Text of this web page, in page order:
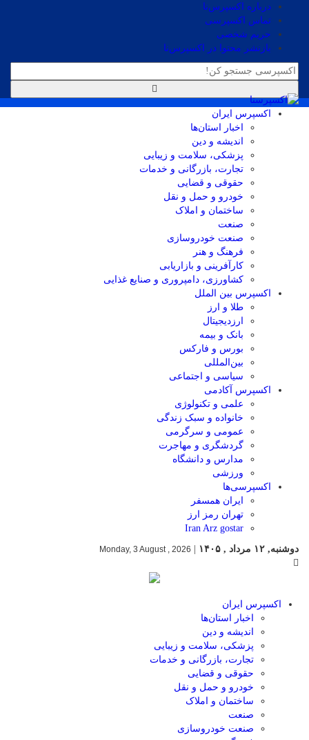
درباره اکسپرس‌نا
تماس اکسپرسی
حریم شخصی
بازنشر محتوا در اکسپرس‌نا
اکسپرس ایران
اخبار استان‌ها
اندیشه و دین
پزشکی، سلامت و زیبایی
تجارت، بازرگانی و خدمات
حقوقی و قضایی
خودرو و حمل و نقل
ساختمان و املاک
صنعت
صنعت خودروسازی
فرهنگ و هنر
کارآفرینی و بازاریابی
کشاورزی، دامپروری و صنایع غذایی
اکسپرس بین الملل
طلا و ارز
ارزدیجیتال
بانک و بیمه
بورس و فارکس
بین‌المللی
سیاسی و اجتماعی
اکسپرس آکادمی
علمی و تکنولوژی
خانواده و سبک زندگی
عمومی و سرگرمی
گردشگری و مهاجرت
مدارس و دانشگاه
ورزشی
اکسپرسی‌ها
ایران همسفر
تهران رمز ارز
Iran Arz gostar
دوشنبه, ۱۲ مرداد , ۱۴۰۵
Monday, 3 August , 2026
اکسپرس ایران
اخبار استان‌ها
اندیشه و دین
پزشکی، سلامت و زیبایی
تجارت، بازرگانی و خدمات
حقوقی و قضایی
خودرو و حمل و نقل
ساختمان و املاک
صنعت
صنعت خودروسازی